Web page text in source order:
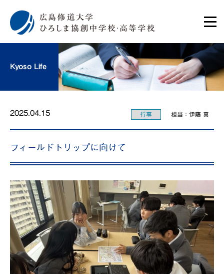
Kyoso Life
2025.04.15 行事 担当：伊藤 真
フィールドトリップに向けて